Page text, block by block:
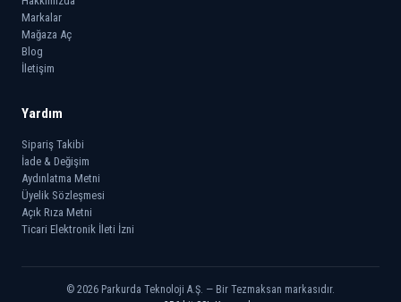
Markalar
Mağaza Aç
Blog
İletişim
Yardım
Sipariş Takibi
İade & Değişim
Aydınlatma Metni
Üyelik Sözleşmesi
Açık Rıza Metni
Ticari Elektronik İleti İzni
© 2026 Parkurda Teknoloji A.Ş. — Bir Tezmaksan markasıdır.